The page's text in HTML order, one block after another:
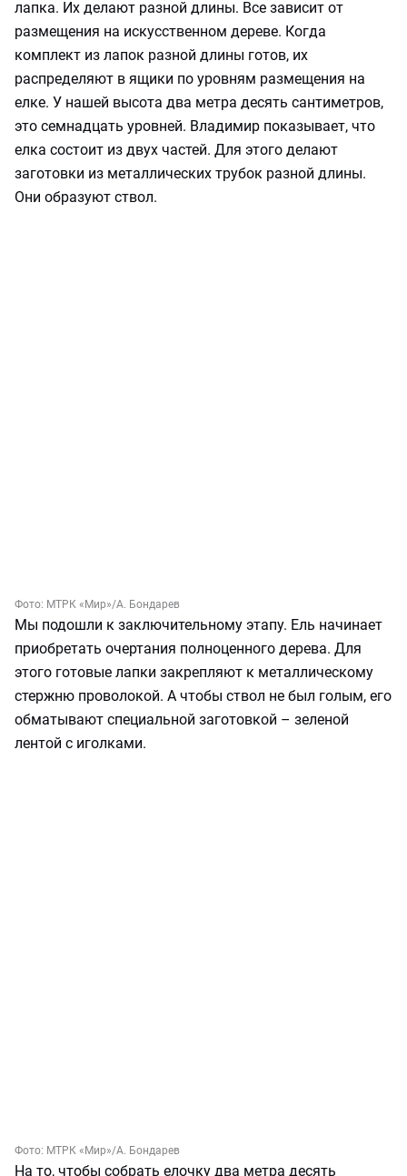
лапка. Их делают разной длины. Все зависит от
размещения на искусственном дереве. Когда
комплект из лапок разной длины готов, их
распределяют в ящики по уровням размещения на
елке. У нашей высота два метра десять сантиметров,
это семнадцать уровней. Владимир показывает, что
елка состоит из двух частей. Для этого делают
заготовки из металлических трубок разной длины.
Они образуют ствол.
Фото: МТРК «Мир»/А. Бондарев
Мы подошли к заключительному этапу. Ель начинает
приобретать очертания полноценного дерева. Для
этого готовые лапки закрепляют к металлическому
стержню проволокой. А чтобы ствол не был голым, его
обматывают специальной заготовкой – зеленой
лентой с иголками.
Фото: МТРК «Мир»/А. Бондарев
На то, чтобы собрать елочку два метра десять